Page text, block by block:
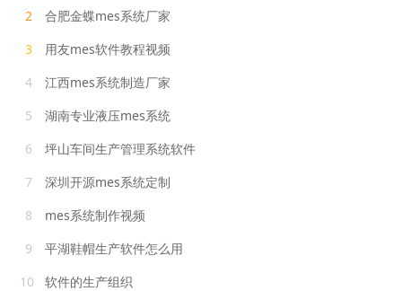
2
合肥金蝶mes系统厂家
3
用友mes软件教程视频
4
江西mes系统制造厂家
5
湖南专业液压mes系统
6
坪山车间生产管理系统软件
7
深圳开源mes系统定制
8
mes系统制作视频
9
平湖鞋帽生产软件怎么用
10
软件的生产组织